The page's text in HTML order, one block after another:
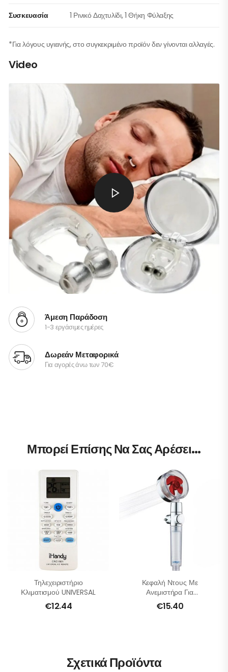
Συσκευασία 1 Ρινικό Δαχτυλίδι, 1 Θήκη Φύλαξης
*Για λόγους υγιεινής, στο συγκεκριμένο προϊόν δεν γίνονται αλλαγές.
Video
Άμεση Παράδοση
1-3 εργάσιμες ημέρες
Δωρεάν Μεταφορικά
Για αγορές άνω των 70€
Μπορεί Επίσης Να Σας Αρέσει…
Τηλεχειριστήριο
Κλιματισμού UNIVERSAL
€12.44
Κεφαλή Ντους Με
Ανεμιστήρα Για
Εξοικονόμηση Νερού
€15.40
Σχετικά Προϊόντα